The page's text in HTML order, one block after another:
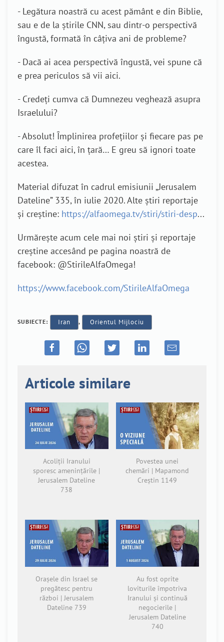
- Legătura noastră cu acest pământ e din Biblie,
sau e de la știrile CNN, sau dintr-o perspectivă
îngustă, formată în câțiva ani de probleme?
- Dacă ai acea perspectivă îngustă, vei spune că
e prea periculos să vii aici.
- Credeți cumva că Dumnezeu veghează asupra
Israelului?
- Absolut! Împlinirea profețiilor și fiecare pas pe
care îl faci aici, în țară… E greu să ignori toate
acestea.
Material difuzat în cadrul emisiunii „Jerusalem
Dateline” 335, în iulie 2020. Alte știri reportaje
și creștine: https://alfaomega.tv/stiri/stiri-desp...
Urmărește acum cele mai noi știri și reportaje
creștine accesând pe pagina noastră de
facebook: @StirileAlfaOmega!
https://www.facebook.com/StirileAlfaOmega
SUBIECTE: Iran , Orientul Mijlociu
Articole similare
Acoliții Iranului
sporesc amenințările |
Jerusalem Dateline
738
Povestea unei
chemări | Mapamond
Creștin 1149
Orașele din Israel se
pregătesc pentru
război | Jerusalem
Dateline 739
Au fost oprite
loviturile împotriva
Iranului și continuă
negocierile |
Jerusalem Dateline
740